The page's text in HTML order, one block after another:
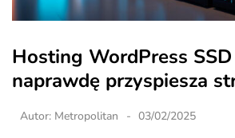
Hosting WordPress
naprawdę przyspiesza
Autor: Metropolitan 03/02/2025